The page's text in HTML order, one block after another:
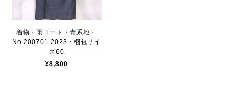
着物・雨コート・青系地・
No.200701-2023・梱包サイ
ズ60
¥8,800